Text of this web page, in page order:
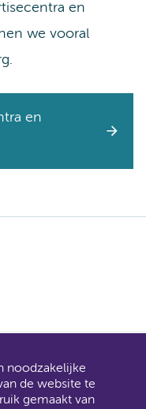
en
we vooral
en
Amsterdam UMC.
steeds meer
noodzakelijke
de website te
gemaakt van